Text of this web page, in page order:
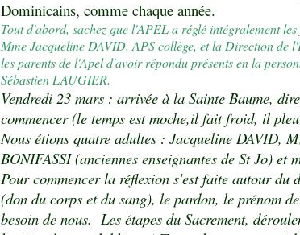
Dominicains, comme chaque année.
Tout d'abord, sachez que l'APEL a réglé intégralement
Mme Jacqueline DAVID, APS collège, et la Direction
les parents de l'Apel d'avoir répondu présents en la
Sébastien LAUGIER.
Vendredi 23 mars : arrivée à la Sainte Baume,
commencer(le temps est moche,il fait froid, il
Nous étions quatre adultes : Jacqueline DAVID,
BONIFASSI (anciennes enseignantes de St Jo) et
Pour commencer la réflexion s'est faite autour
(don du corps et du sang), le pardon, le prénom
besoin de nous. Les étapes du Sacrement,